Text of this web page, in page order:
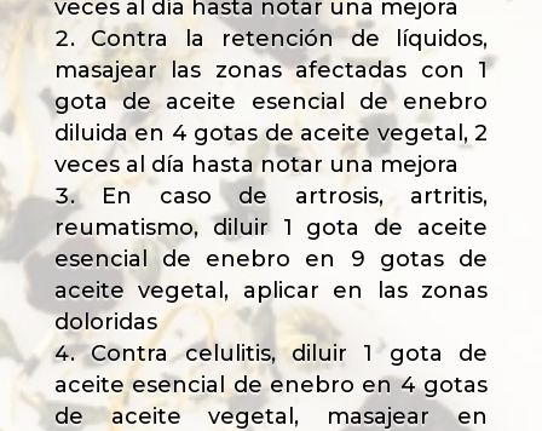
veces al día hasta notar una mejora
Contra la retención de líquidos,
masajear las zonas afectadas con 1
gota de aceite esencial de enebro
diluida en 4 gotas de aceite vegetal, 2
veces al día hasta notar una mejora
En caso de artrosis, artritis,
reumatismo, diluir 1 gota de aceite
esencial de enebro en 9 gotas de
aceite vegetal, aplicar en las zonas
doloridas
Contra celulitis, diluir 1 gota de
aceite esencial de enebro en 4 gotas
de aceite vegetal, masajear en